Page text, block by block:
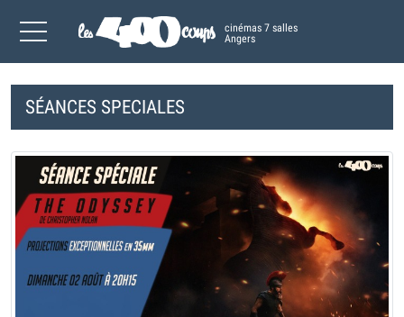
cinémas 7 salles
Angers
SÉANCES SPECIALES